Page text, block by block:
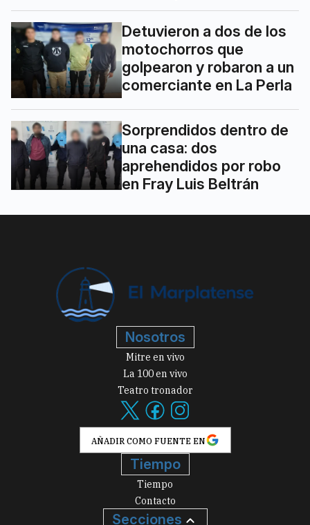
Detuvieron a dos de los
motochorros que
golpearon y robaron a un
comerciante en La Perla
Sorprendidos dentro de
una casa: dos
aprehendidos por robo
en Fray Luis Beltrán
Nosotros
Mitre en vivo
La 100 en vivo
Teatro tronador
AÑADIR COMO FUENTE EN
Tiempo
Tiempo
Contacto
Secciones